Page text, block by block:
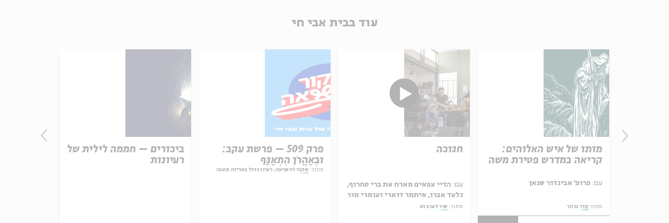
עוד בבית אבי חי
ביכורים – חממה לילית של
רעיונות
פרק 509 – פרשת עקב:
וּבְאַהֲרֹן הִתְאַנַּף
מתוך: מקור להשראה: רעיון גדול באריזה קטנה
חנוכה
עם: הדיי עפאים מארח את ברי סחרוף,
גלעד אברו, איתמר דוארי ועומרי מור
מתוך: שיר לערב חג
מותו של איש האלוהים:
קריאה במדרש פטירת משה
עם:
מתוך:סדר בוקר